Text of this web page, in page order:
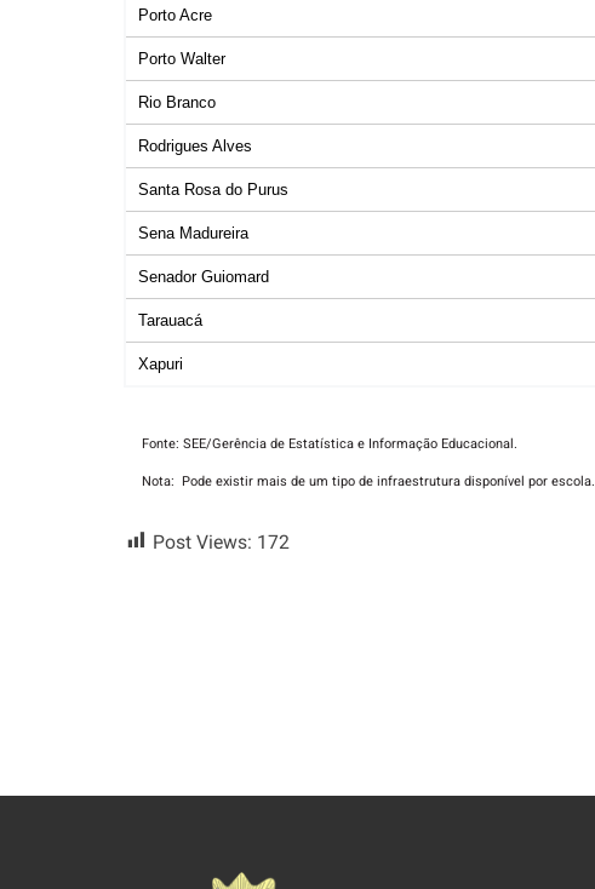
Porto Acre
Porto Walter
Rio Branco
Rodrigues Alves
Santa Rosa do Purus
Sena Madureira
Senador Guiomard
Tarauacá
Xapuri
Fonte: SEE/Gerência de Estatística e Informação Educacional.
Nota: Pode existir mais de um tipo de infraestrutura disponível por escola.
Post Views: 172